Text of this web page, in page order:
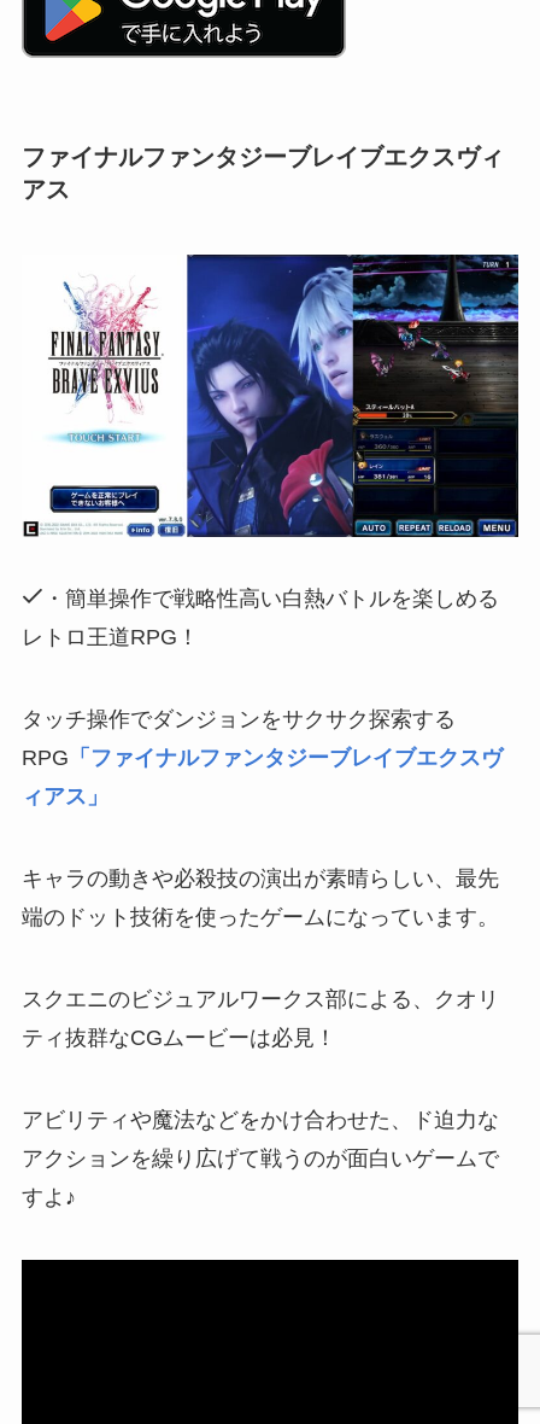
ファイナルファンタジーブレイブエクスヴィ
アス
・簡単操作で戦略性高い白熱バトルを楽しめる
レトロ王道RPG！
タッチ操作でダンジョンをサクサク探索する
RPG 「ファイナルファンタジーブレイブエクスヴ
ィアス」
キャラの動きや必殺技の演出が素晴らしい、最先
端のドット技術を使ったゲームになっています。
スクエニのビジュアルワークス部による、クオリ
ティ抜群なCGムービーは必見！
アビリティや魔法などをかけ合わせた、ド迫力な
アクションを繰り広げて戦うのが面白いゲームで
すよ♪